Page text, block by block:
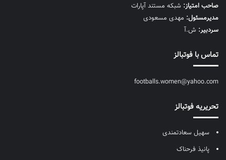
صاحب امتیاز: شبکه مستند آپارات
مديرمسئول: مهدی مسعودی
سردبیر: ش.آ
تماس با فوتبالز
footballs.women@yahoo.com
تحریریه فوتبالز
سهیل سعادتمندی
پانیذ فرحناک